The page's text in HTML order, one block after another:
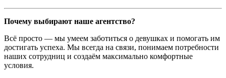
Почему выбирают наше агентство?
Всё просто — мы умеем заботиться о девушках и помогать им
достигать успеха. Мы всегда на связи, понимаем потребности
наших сотрудниц и создаём максимально комфортные
условия.